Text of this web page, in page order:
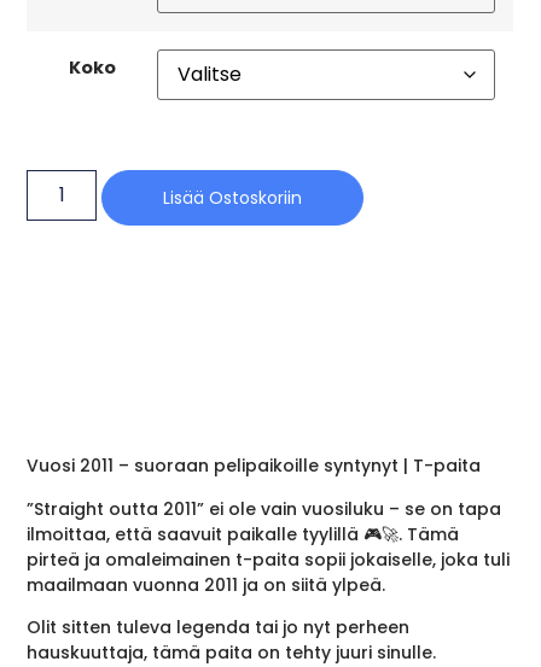
Koko
Lisää Ostoskoriin
Vuosi 2011 – suoraan pelipaikoille syntynyt | T-paita
”Straight outta 2011” ei ole vain vuosiluku – se on tapa
ilmoittaa, että saavuit paikalle tyylillä 🎮🚀. Tämä
pirteä ja omaleimainen t-paita sopii jokaiselle, joka tuli
maailmaan vuonna 2011 ja on siitä ylpeä.
Olit sitten tuleva legenda tai jo nyt perheen
hauskuuttaja, tämä paita on tehty juuri sinulle.